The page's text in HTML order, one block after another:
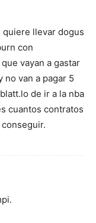
quiere llevar dogus
con
vayan a gastar
no van a pagar 5
de ir a la nba
cuantos contratos